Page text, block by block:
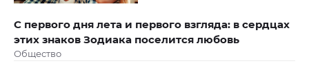
С первого дня лета и первого взгляда: в сердцах
этих знаков Зодиака поселится любовь
Общество